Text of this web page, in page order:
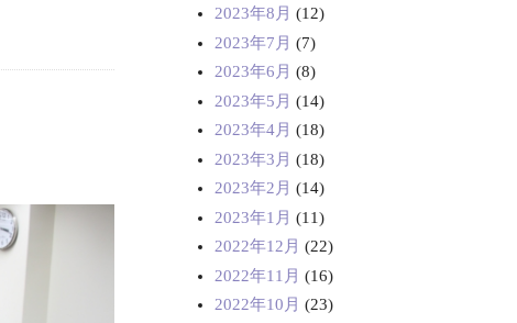
2023年8月 (12)
2023年7月 (7)
2023年6月 (8)
2023年5月 (14)
2023年4月 (18)
2023年3月 (18)
2023年2月 (14)
2023年1月 (11)
2022年12月 (22)
2022年11月 (16)
2022年10月 (23)